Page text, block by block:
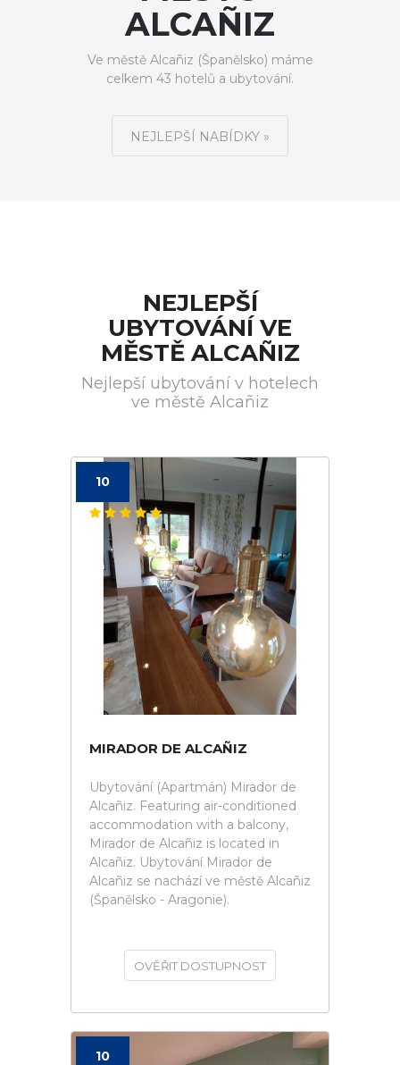
ALCAÑIZ
Ve městě Alcañiz (Španělsko) máme
celkem 43 hotelů a ubytování.
NEJLEPŠÍ NABÍDKY »
NEJLEPŠÍ
UBYTOVÁNÍ VE
MĚSTĚ ALCAÑIZ
Nejlepší ubytování v hotelech
ve městě Alcañiz
10
MIRADOR DE ALCAÑIZ
Ubytování (Apartmán) Mirador de
Alcañiz. Featuring air-conditioned
accommodation with a balcony,
Mirador de Alcañiz is located in
Alcañiz. Ubytování Mirador de
Alcañiz se nachází ve městě Alcañiz
(Španělsko - Aragonie).
OVĚŘIT DOSTUPNOST
10